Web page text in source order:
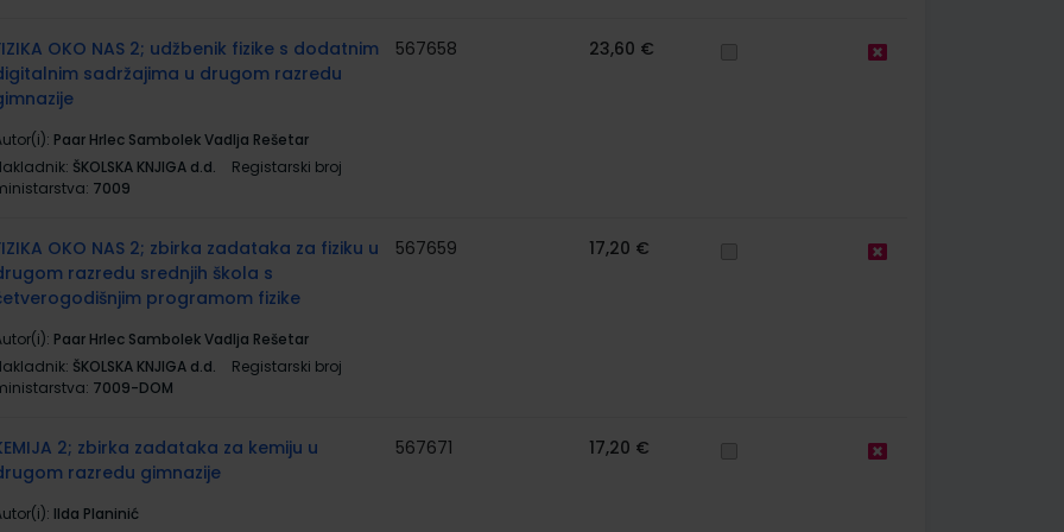
OKO NAS 2; udžbenik fizike s dodatnim
sadržajima u drugom razredu
Paar Hrlec Sambolek Vadlja Rešetar
ŠKOLSKA KNJIGA d.d.
Registarski broj
7009
567658 23,60 €
OKO NAS 2; zbirka zadataka za fiziku u
razredu srednjih škola s
programom fizike
Paar Hrlec Sambolek Vadlja Rešetar
ŠKOLSKA KNJIGA d.d.
Registarski broj
7009-DOM
567659 17,20 €
2; zbirka zadataka za kemiju u
razredu gimnazije
Ilda Planinić
567671 17,20 €